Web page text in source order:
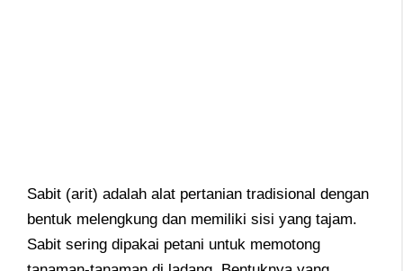
Sabit (arit) adalah alat pertanian tradisional dengan
bentuk melengkung dan memiliki sisi yang tajam.
Sabit sering dipakai petani untuk memotong